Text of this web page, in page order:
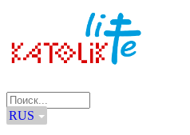
RUS